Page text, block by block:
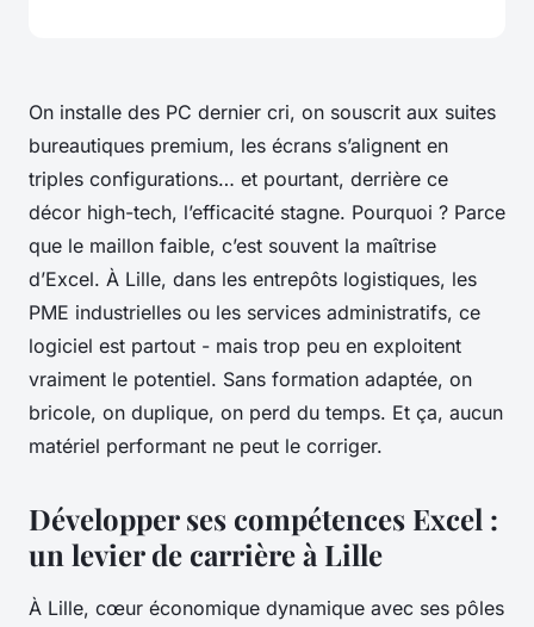
On installe des PC dernier cri, on souscrit aux suites
bureautiques premium, les écrans s’alignent en
triples configurations… et pourtant, derrière ce
décor high-tech, l’efficacité stagne. Pourquoi ? Parce
que le maillon faible, c’est souvent la maîtrise
d’Excel. À Lille, dans les entrepôts logistiques, les
PME industrielles ou les services administratifs, ce
logiciel est partout - mais trop peu en exploitent
vraiment le potentiel. Sans formation adaptée, on
bricole, on duplique, on perd du temps. Et ça, aucun
matériel performant ne peut le corriger.
Développer ses compétences Excel :
un levier de carrière à Lille
À Lille, cœur économique dynamique avec ses pôles